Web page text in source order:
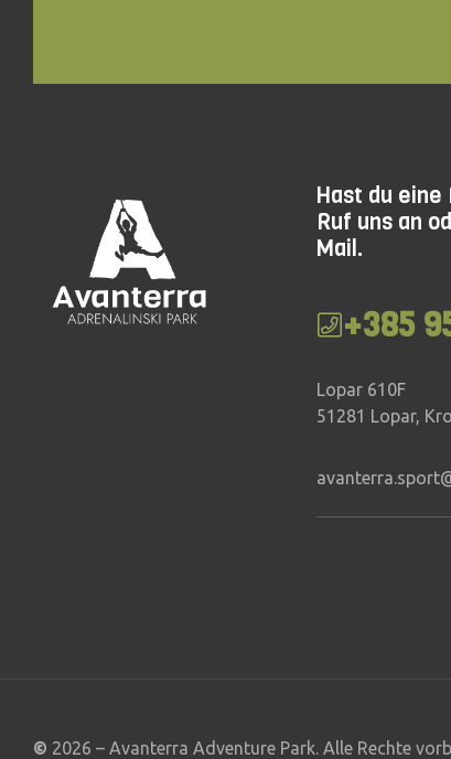
Hast du eine
Ruf uns an
Mail.
+385
Lopar 610F
51281 Lopar,
© 2026 – Avanterra Adventure Park. Alle Rechte